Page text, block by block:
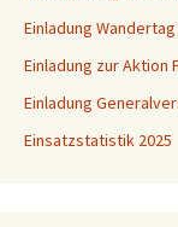
Einladung Wandertag
Einladung zur Aktion
Einladung
Einsatzstatistik 2025